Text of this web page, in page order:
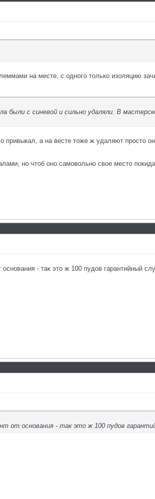
на месте, с одного только изоляцию
были с синевой и сильно удаляли. В
а на весте тоже ж удаляют просто
но чтоб оно самовольно свое место
- так это ж 100 пудов гарантийный
от основания - так это ж 100 пудов